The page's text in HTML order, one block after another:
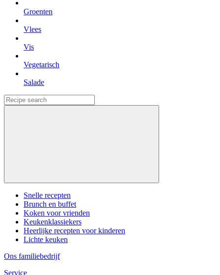
Groenten
Vlees
Vis
Vegetarisch
Salade
Snelle recepten
Brunch en buffet
Koken voor vrienden
Keukenklassiekers
Heerlijke recepten voor kinderen
Lichte keuken
Ons familiebedrijf
Service